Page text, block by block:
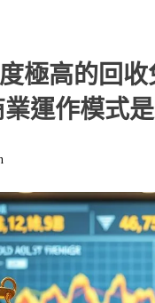
極高的回
運作模式